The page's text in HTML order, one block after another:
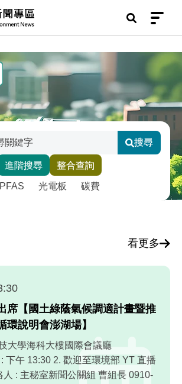
聞專區
搜尋
進階搜尋 整合查詢
點擊搜尋，或選擇下方智慧標籤快速
護
PFAS 光電板 碳費
看更多
席【國土綠蔭氣候調適計畫暨推
環說明會澎湖場】
大學海科大樓國際會議廳
下午 13:30 2. 歡迎至環境部 YT 直播
人 : 主秘室新聞公關組 曹組長 0910-